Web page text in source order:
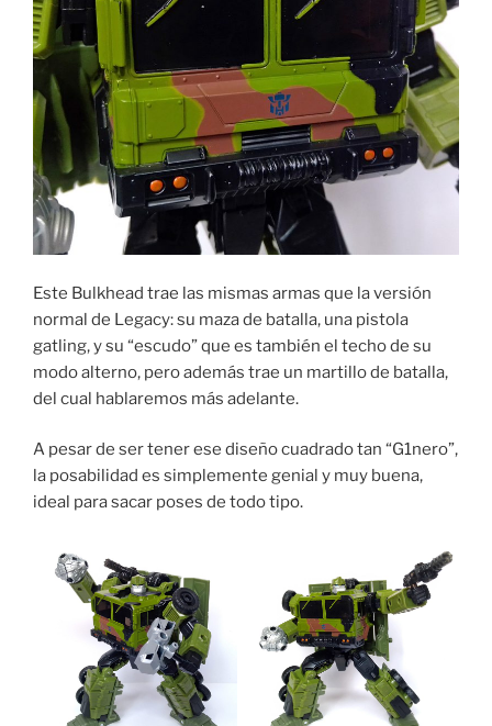
Este Bulkhead trae las mismas armas que la versión
normal de Legacy: su maza de batalla, una pistola
gatling, y su “escudo” que es también el techo de su
modo alterno, pero además trae un martillo de batalla,
del cual hablaremos más adelante.
A pesar de ser tener ese diseño cuadrado tan “G1nero”,
la posabilidad es simplemente genial y muy buena,
ideal para sacar poses de todo tipo.